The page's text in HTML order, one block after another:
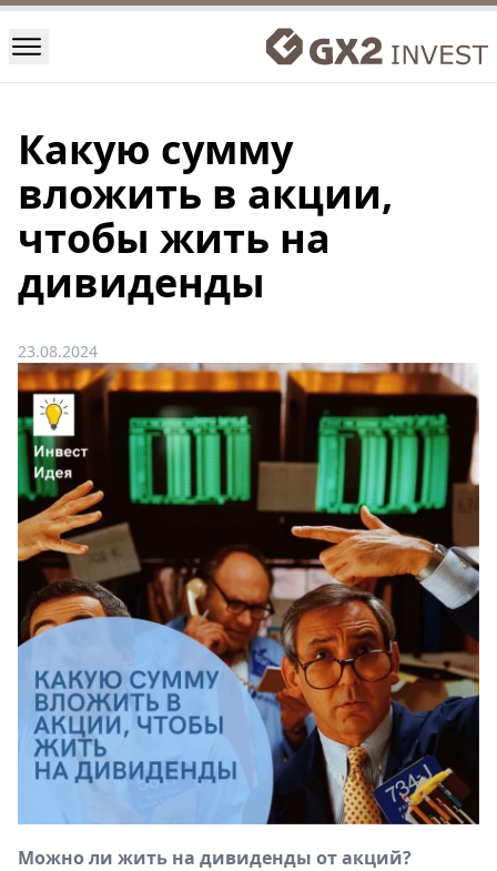
Какую сумму
вложить в акции,
чтобы жить на
дивиденды
23.08.2024
Можно ли жить на дивиденды от акций?